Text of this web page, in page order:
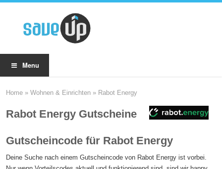
Menu
Home »Wohnen & Einrichten » Rabot Energy
Rabot Energy Gutscheine
Gutscheincode für Rabot Energy
Deine Suche nach einem Gutscheincode von Rabot Energy ist vorbei.